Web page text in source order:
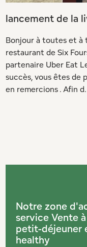
lancement de la
Bonjour à toutes et à
restaurant de Six
partenaire Uber Eat
succès, vous êtes de
en remercions . Afin
Notre zone
service Vente
petit-déjeuner
healthy